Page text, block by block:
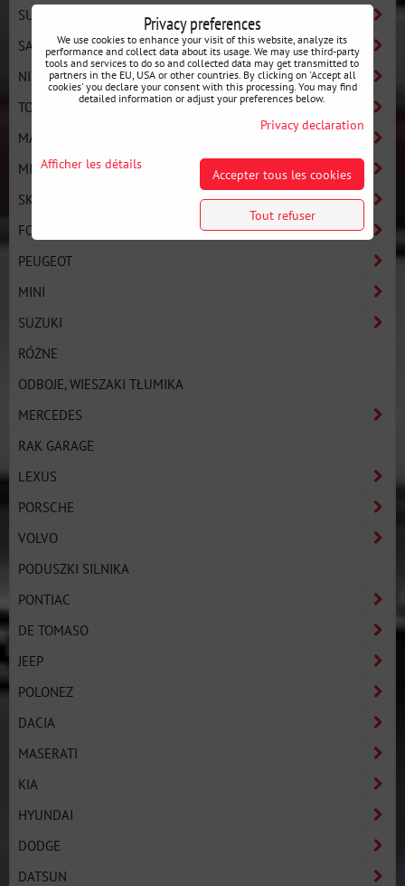
SUBARU
SAAB
NISSAN
TOYOTA
MAZDA
MITSUBISHI
SKODA
FORD
PEUGEOT
MINI
SUZUKI
RÓŻNE
ODBOJE, WIESZAKI TŁUMIKA
MERCEDES
RAK GARAGE
LEXUS
PORSCHE
VOLVO
PODUSZKI SILNIKA
PONTIAC
DE TOMASO
JEEP
POLONEZ
DACIA
MASERATI
KIA
HYUNDAI
DODGE
DATSUN
Privacy preferences
We use cookies to enhance your visit of this website, analyze its
performance and collect data about its usage. We may use third-party
tools and services to do so and collected data may get transmitted to
partners in the EU, USA or other countries. By clicking on 'Accept all
cookies' you declare your consent with this processing. You may find
detailed information or adjust your preferences below.
Privacy declaration
Afficher les détails
Accepter tous les cookies
Tout refuser